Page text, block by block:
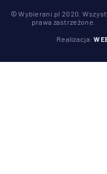
© Wybierani.pl 2020.
prawa zastrzeżone.
Realizacja: